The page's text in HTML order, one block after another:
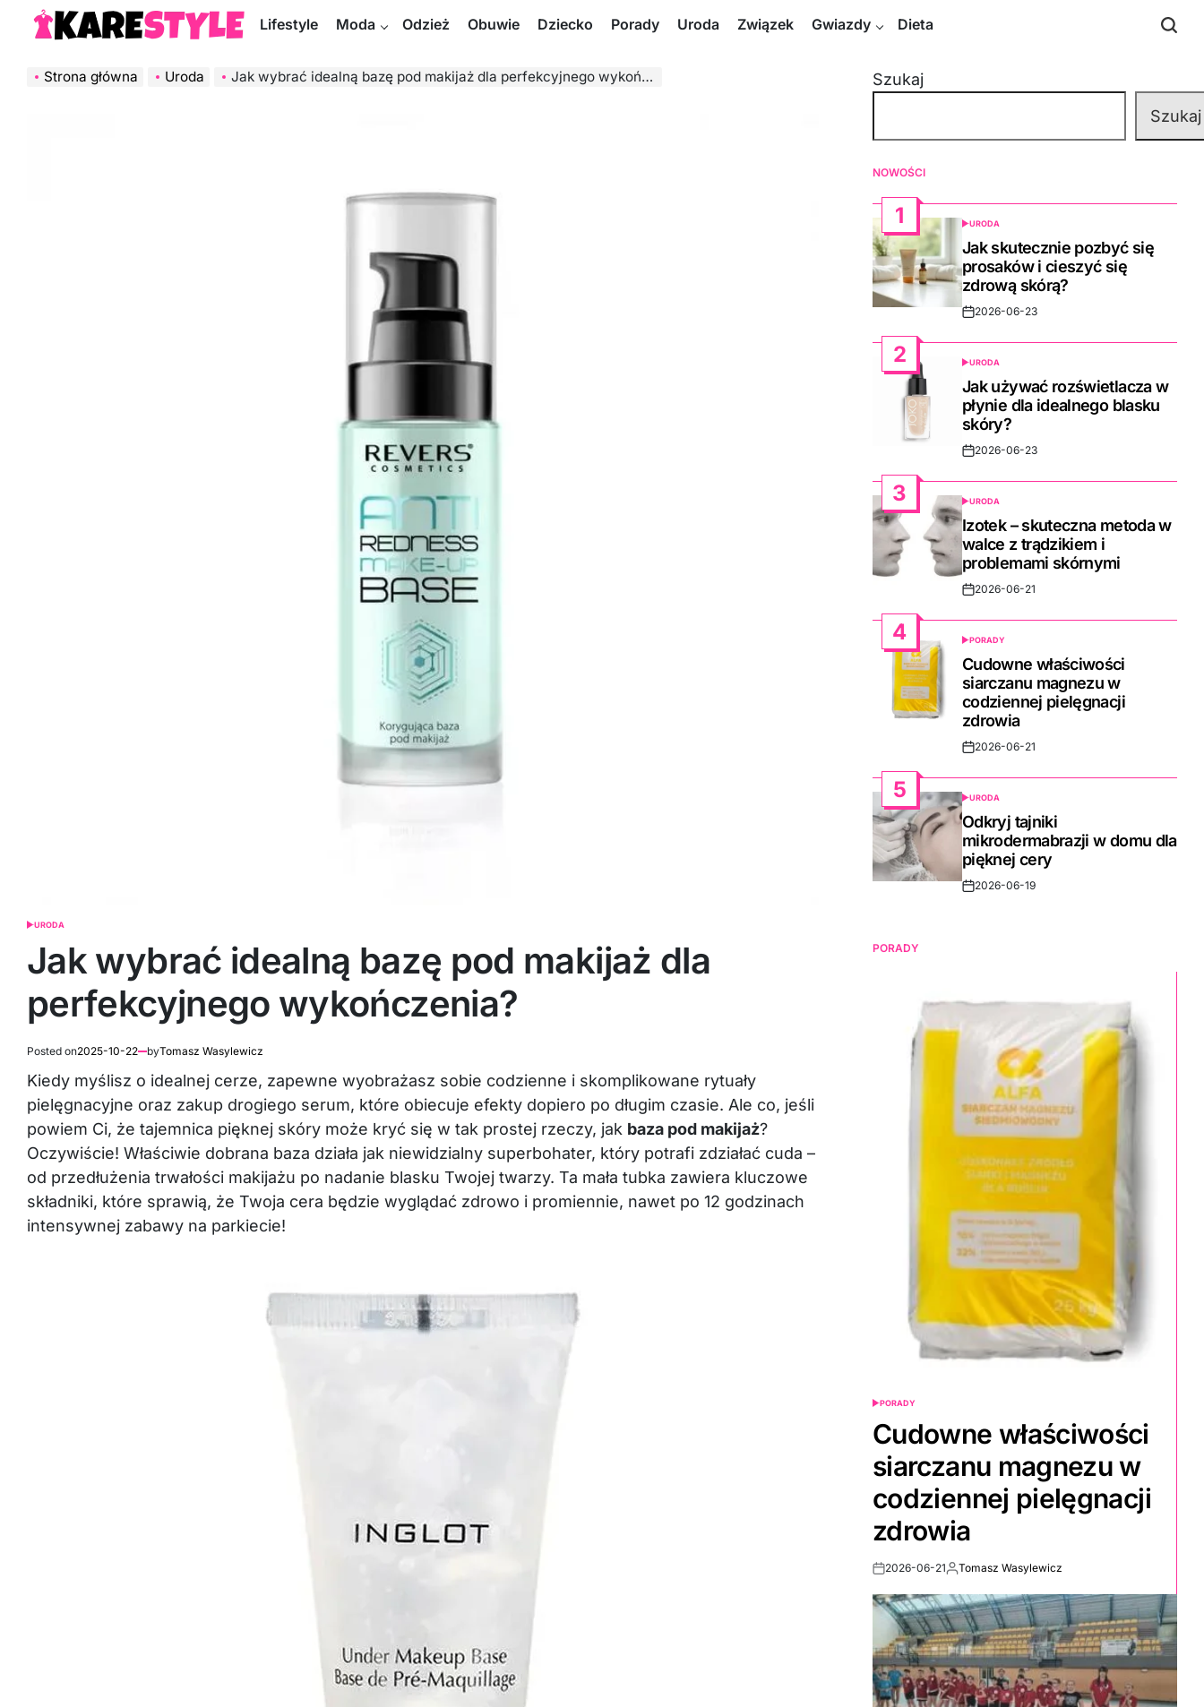
KareStyle.pl
Lifestyle Moda Odzież Obuwie Dziecko Porady Uroda Związek Gwiazdy Dieta
Strona główna Uroda Jak wybrać idealną bazę pod makijaż dla perfekcyjnego wykończenia?
POSTED
URODA
Jak wybrać idealną bazę pod makijaż dla
perfekcyjnego wykończenia?
Posted on2025-10-22 byTomasz Wasylewicz
Kiedy myślisz o idealnej cerze, zapewne wyobrażasz sobie codzienne i skomplikowane rytuały
pielęgnacyjne oraz zakup drogiego serum, które obiecuje efekty dopiero po długim czasie. Ale co, jeśli
powiem Ci, że tajemnica pięknej skóry może kryć się w tak prostej rzeczy, jak baza pod makijaż?
Oczywiście! Właściwie dobrana baza działa jak niewidzialny superbohater, który potrafi zdziałać cuda –
od przedłużenia trwałości makijażu po nadanie blasku Twojej twarzy. Ta mała tubka zawiera kluczowe
składniki, które sprawią, że Twoja cera będzie wyglądać zdrowo i promiennie, nawet po 12 godzinach
intensywnej zabawy na parkiecie!
Szukaj
Szukaj
NOWOŚCI
1
POSTED
IN
URODA
Jak skutecznie pozbyć się
prosaków i cieszyć się
zdrową skórą?
Post2026-06-23
2
POSTED
IN
URODA
Jak używać rozświetlacza w
płynie dla idealnego blasku
skóry?
Post2026-06-23
3
POSTED
IN
URODA
Izotek – skuteczna metoda w
walce z trądzikiem i
problemami skórnymi
Post2026-06-21
4
POSTED
IN
PORADY
Cudowne właściwości
siarczanu magnezu w
codziennej pielęgnacji
zdrowia
Post2026-06-21
5
POSTED
IN
URODA
Odkryj tajniki
mikrodermabrazji w domu dla
pięknej cery
Post2026-06-19
PORADY
POSTED
PORADY
Cudowne właściwości
siarczanu magnezu w
codziennej pielęgnacji
zdrowia
Post2026-06-21By:Tomasz Wasylewicz